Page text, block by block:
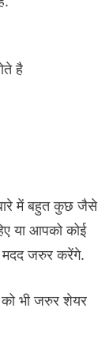
है
में बहुत कुछ जैसे
या आपको कोई
जरुर करेंगे.
भी जरुर शेयर